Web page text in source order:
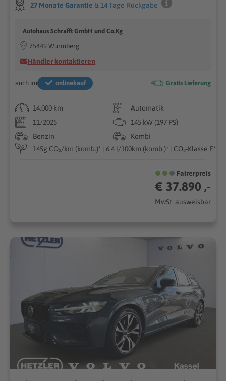
27 Monate Garantie & 14 Tage Rückgabe
Autohaus Schrafft GmbH und Co.Kg
75449 Wurmberg
Händler kontaktieren
auch im onlinekauf Gratis Lieferung
14.000 km
Automatik
11/2025
145 kW (197 PS)
Benzin
Kombi
145g CO₂/km (komb.)* | 6.4 l/100km (komb.)* | CO₂-Klasse E*
Fairerpreis
€ 37.890 ,-
MwSt. ausweisbar